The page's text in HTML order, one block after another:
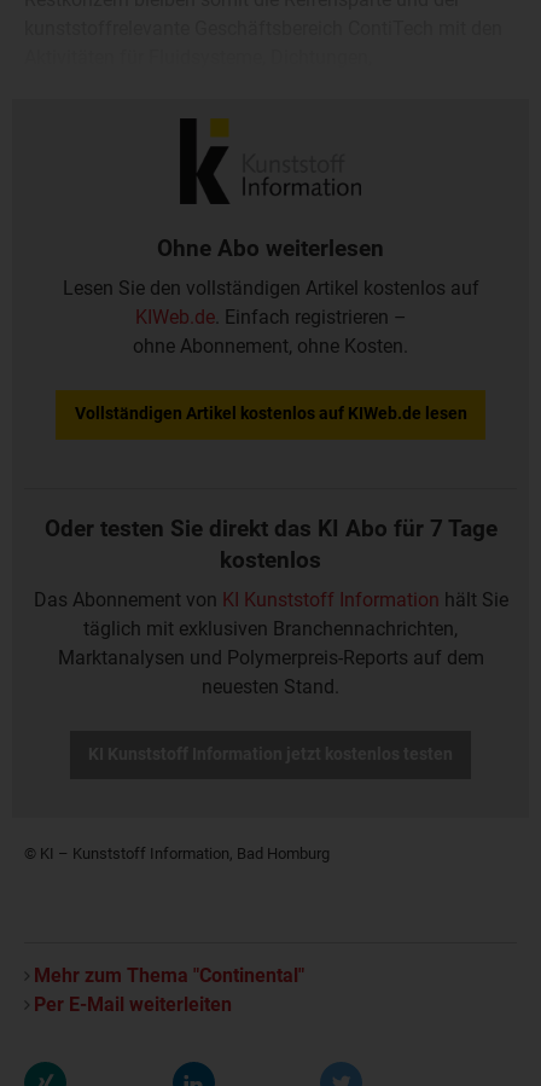
Keil- und Zahnriemen.
Ohne Abo weiterlesen
Lesen Sie den vollständigen Artikel kostenlos auf
KIWeb.de. Einfach registrieren –
ohne Abonnement, ohne Kosten.
Vollständigen Artikel kostenlos auf KIWeb.de lesen
Oder testen Sie direkt das KI Abo für 7 Tage
kostenlos
Das Abonnement von KI Kunststoff Information hält Sie
täglich mit exklusiven Branchennachrichten,
Marktanalysen und Polymerpreis-Reports auf dem
neuesten Stand.
© KI – Kunststoff Information, Bad Homburg
Mehr zum Thema "Continental"
Per E-Mail weiterleiten